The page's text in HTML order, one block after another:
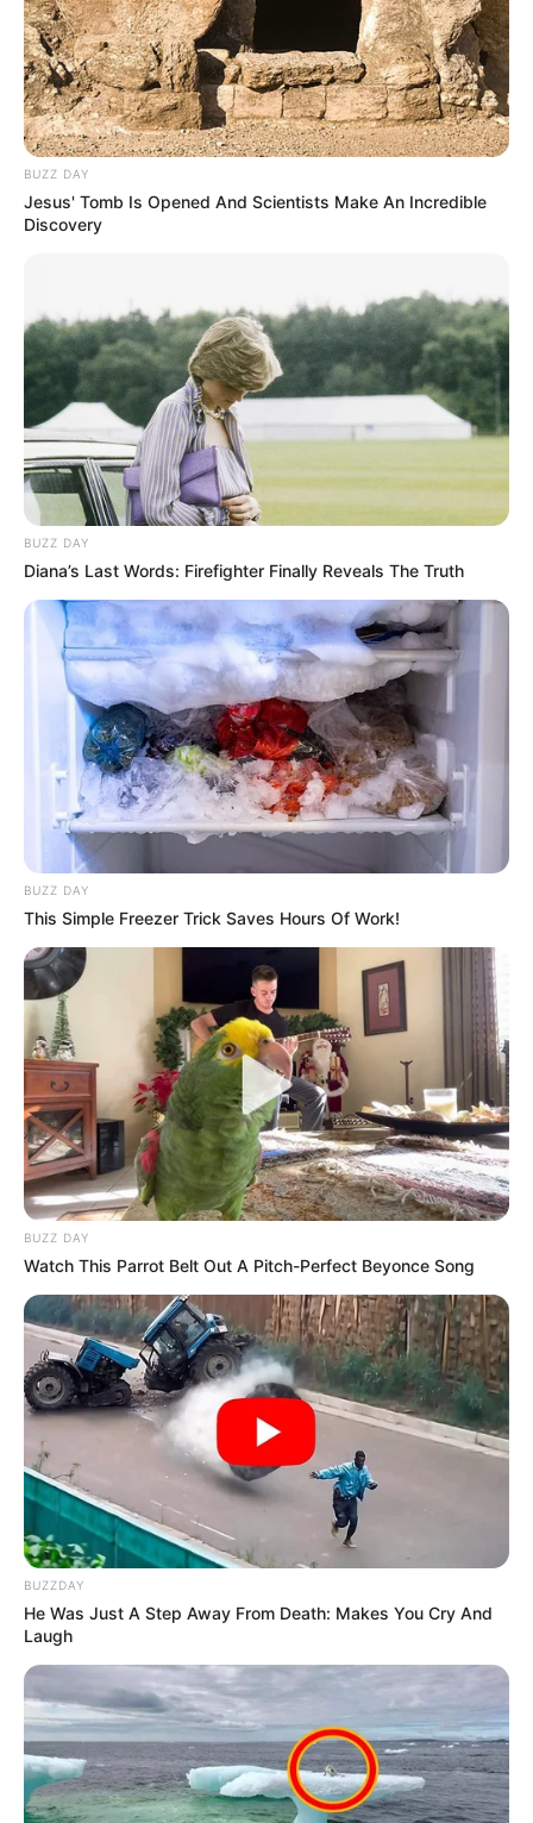
BUZZ DAY
Jesus' Tomb Is Opened And Scientists Make An Incredible
Discovery
BUZZ DAY
Diana’s Last Words: Firefighter Finally Reveals The Truth
BUZZ DAY
This Simple Freezer Trick Saves Hours Of Work!
BUZZ DAY
Watch This Parrot Belt Out A Pitch-Perfect Beyonce Song
BUZZDAY
He Was Just A Step Away From Death: Makes You Cry And
Laugh